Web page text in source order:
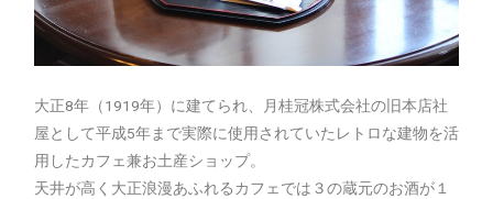
大正8年（1919年）に建てられ、月桂冠株式会社の旧本店社
屋として平成5年まで実際に使用されていたレトロな建物を活
用したカフェ兼お土産ショップ。
天井が高く大正浪漫あふれるカフェでは３の蔵元のお酒が１